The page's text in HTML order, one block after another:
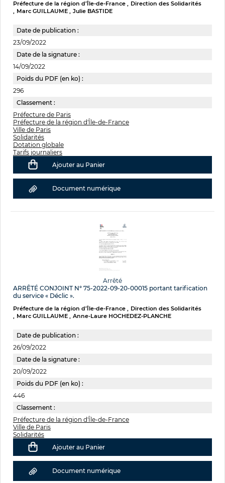
Préfecture de la région d’Île-de-France
Direction des Solidarités
Marc GUILLAUME
Julie BASTIDE
Date de publication :
23/09/2022
Date de la signature :
14/09/2022
Poids du PDF (en ko) :
296
Classement :
Préfecture de Paris
Préfecture de la région d'Île-de-France
Ville de Paris
Solidarités
Dotation globale
Tarifs journaliers
Ajouter au Panier
Document numérique
Arrêté
ARRÊTÉ CONJOINT N° 75-2022-09-20-00015 portant tarification
du service « Déclic ».
Préfecture de la région d’Île-de-France
Direction des Solidarités
Marc GUILLAUME
Anne-Laure HOCHEDEZ-PLANCHE
Date de publication :
26/09/2022
Date de la signature :
20/09/2022
Poids du PDF (en ko) :
446
Classement :
Préfecture de la région d'Île-de-France
Ville de Paris
Solidarités
Ajouter au Panier
Document numérique